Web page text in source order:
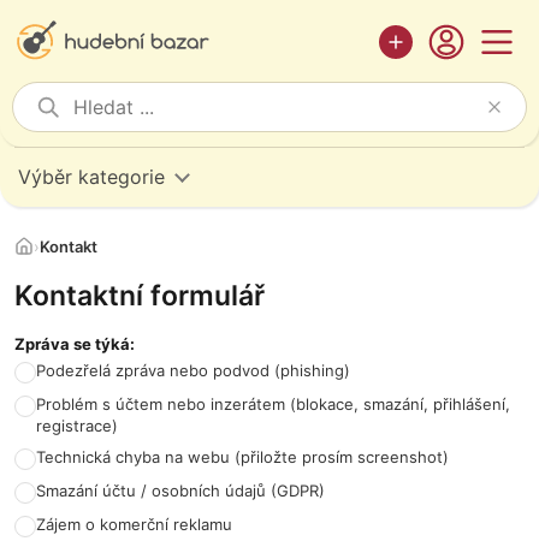
Výběr kategorie
›Kontakt
Kontaktní formulář
Zpráva se týká:
Podezřelá zpráva nebo podvod (phishing)
Problém s účtem nebo inzerátem (blokace, smazání, přihlášení,
registrace)
Technická chyba na webu (přiložte prosím screenshot)
Smazání účtu / osobních údajů (GDPR)
Zájem o komerční reklamu